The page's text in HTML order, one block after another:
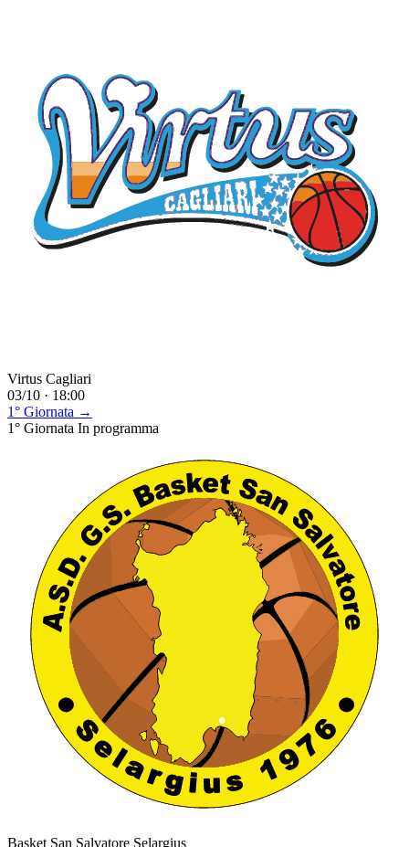
Virtus Cagliari
03/10 · 18:00
1° Giornata →
1° Giornata In programma
Basket San Salvatore Selargius